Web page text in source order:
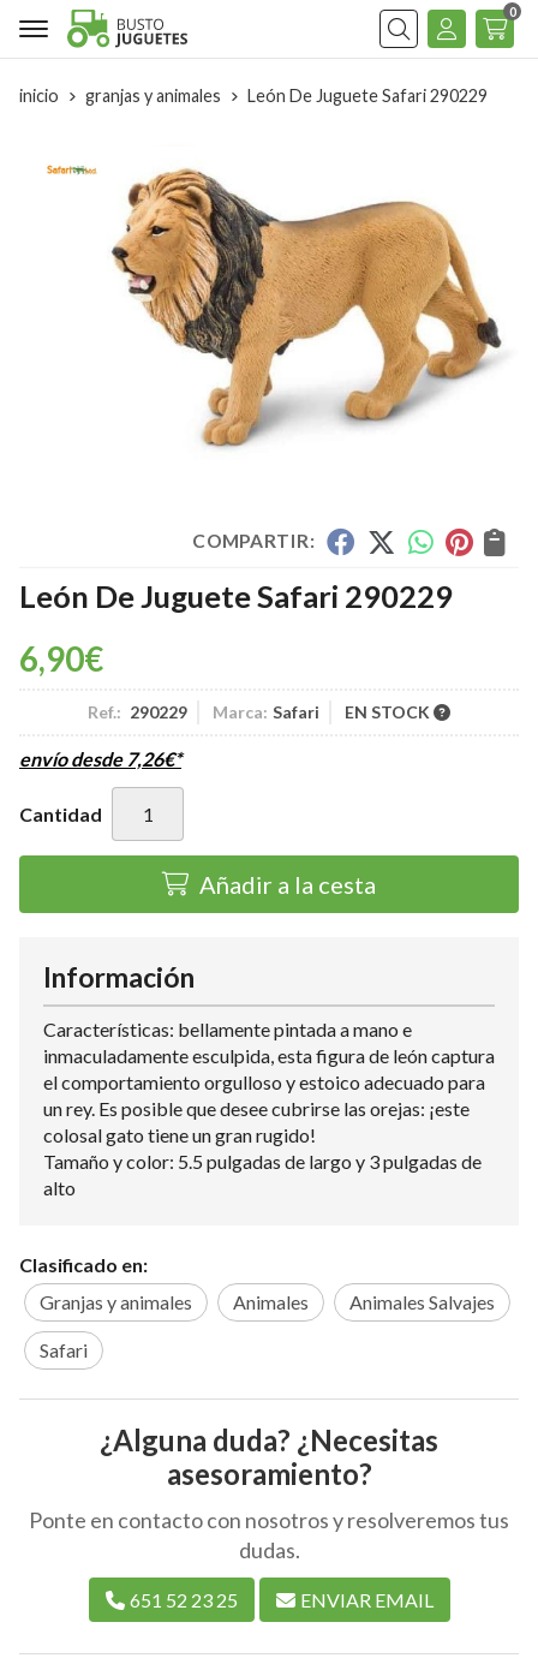
Buscar
0
inicio granjas y animales León De Juguete Safari 290229
COMPARTIR:
León De Juguete Safari 290229
6,90€
Ref.: 290229 Marca: Safari EN STOCK
envío desde 7,26€*
Cantidad
Añadir a la cesta
Información
Características: bellamente pintada a mano e
inmaculadamente esculpida, esta figura de león captura
el comportamiento orgulloso y estoico adecuado para
un rey. Es posible que desee cubrirse las orejas: ¡este
colosal gato tiene un gran rugido!
Tamaño y color: 5.5 pulgadas de largo y 3 pulgadas de
alto
Clasificado en:
Granjas y animales
Animales Animales Salvajes
Safari
¿Alguna duda? ¿Necesitas
asesoramiento?
Ponte en contacto con nosotros y resolveremos tus
dudas.
651 52 23 25 ENVIAR EMAIL